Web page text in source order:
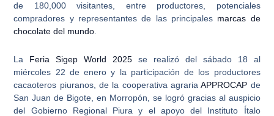
de 180,000 visitantes, entre productores, potenciales
compradores y representantes de las principales marcas de
chocolate del mundo
La Feria Sigep World 2025 se realizó del sábado 18 al
miércoles 22 de enero y la participación de los productores
cacaoteros piuranos, de la cooperativa agrariaAPPROCAP de
San Juan de Bigote, en Morropón, se logró gracias al auspicio
del Gobierno Regional Piura y el apoyo del Instituto Ítalo